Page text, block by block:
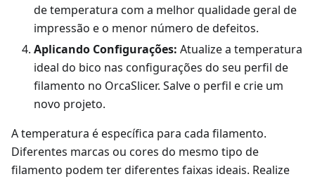
de temperatura com a melhor qualidade geral de
impressão e o menor número de defeitos.
Aplicando Configurações: Atualize a temperatura
ideal do bico nas configurações do seu perfil de
filamento no OrcaSlicer. Salve o perfil e crie um
novo projeto.
A temperatura é específica para cada filamento.
Diferentes marcas ou cores do mesmo tipo de
filamento podem ter diferentes faixas ideais. Realize